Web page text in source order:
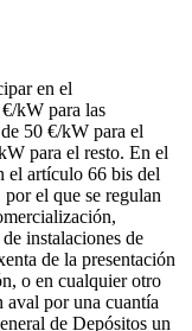
en el
kW para las
50 €/kW para el
para el resto. En el
el artículo 66 bis del
el que se regulan
instalaciones de
de la presentación
o en cualquier otro
aval por una cuantía
de Depósitos un